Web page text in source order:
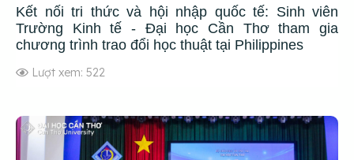
Kết nối tri thức và hội nhập quốc tế: Sinh viên
Trường Kinh tế - Đại học Cần Thơ tham gia
chương trình trao đổi học thuật tại Philippines
Lượt xem: 522